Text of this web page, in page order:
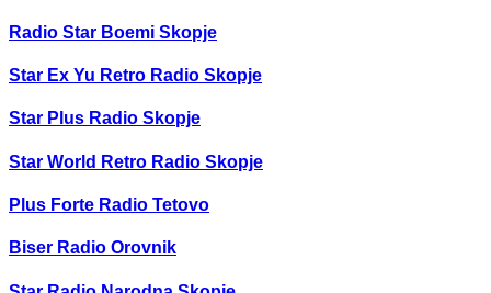
Radio Star Boemi Skopje
Star Ex Yu Retro Radio Skopje
Star Plus Radio Skopje
Star World Retro Radio Skopje
Plus Forte Radio Tetovo
Biser Radio Orovnik